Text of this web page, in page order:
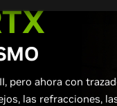
pero ahora con
las refracciones,